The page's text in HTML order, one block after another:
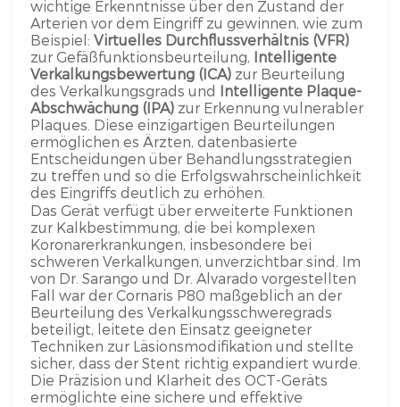
wichtige Erkenntnisse über den Zustand der
Arterien vor dem Eingriff zu gewinnen, wie zum
Beispiel:Virtuelles Durchflussverhältnis (VFR)
zur Gefäßfunktionsbeurteilung, Intelligente
Verkalkungsbewertung (ICA) zur Beurteilung
des Verkalkungsgrads und Intelligente Plaque-
Abschwächung (IPA) zur Erkennung vulnerabler
Plaques. Diese einzigartigen Beurteilungen
ermöglichen es Ärzten, datenbasierte
Entscheidungen über Behandlungsstrategien
zu treffen und so die Erfolgswahrscheinlichkeit
des Eingriffs deutlich zu erhöhen.
Das Gerät verfügt über erweiterte Funktionen
zur Kalkbestimmung, die bei komplexen
Koronarerkrankungen, insbesondere bei
schweren Verkalkungen, unverzichtbar sind. Im
von Dr. Sarango und Dr. Alvarado vorgestellten
Fall war der Cornaris P80 maßgeblich an der
Beurteilung des Verkalkungsschweregrads
beteiligt, leitete den Einsatz geeigneter
Techniken zur Läsionsmodifikation und stellte
sicher, dass der Stent richtig expandiert wurde.
Die Präzision und Klarheit des OCT-Geräts
ermöglichte eine sichere und effektive